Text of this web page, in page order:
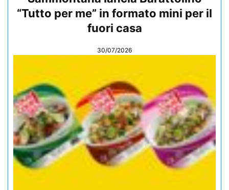
“Tutto per me” in formato mini per il
fuori casa
30/07/2026